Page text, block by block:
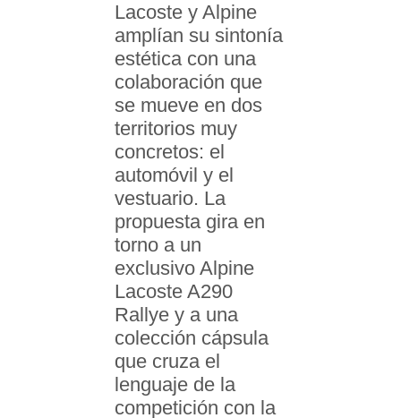
Lacoste y Alpine
amplían su sintonía
estética con una
colaboración que
se mueve en dos
territorios muy
concretos: el
automóvil y el
vestuario. La
propuesta gira en
torno a un
exclusivo Alpine
Lacoste A290
Rallye y a una
colección cápsula
que cruza el
lenguaje de la
competición con la